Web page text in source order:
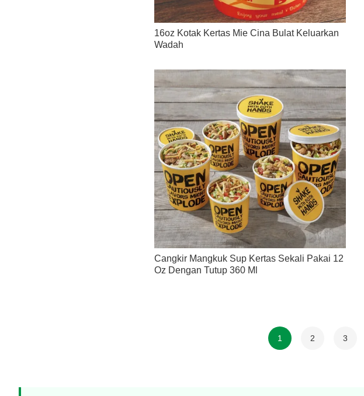
16oz Kotak Kertas Mie Cina Bulat Keluarkan
Wadah
Cangkir Mangkuk Sup Kertas Sekali Pakai 12
Oz Dengan Tutup 360 Ml
1 2 3